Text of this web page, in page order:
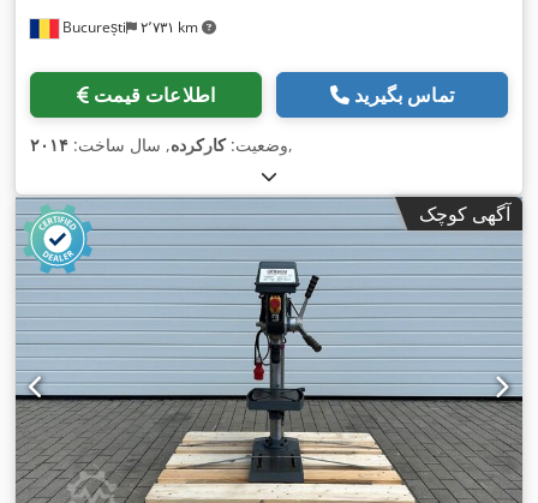
București ۲٬۷۳۱ km
اطلاعات قیمت تماس بگیرید
وضعیت:کارکرده, سال ساخت: ۲۰۱۴ ,
آگهی کوچک